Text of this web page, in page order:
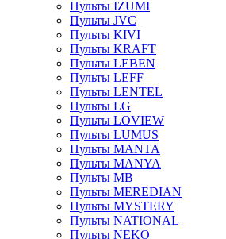
Пульты IZUMI
Пульты JVC
Пульты KIVI
Пульты KRAFT
Пульты LEBEN
Пульты LEFF
Пульты LENTEL
Пульты LG
Пульты LOVIEW
Пульты LUMUS
Пульты MANTA
Пульты MANYA
Пульты MB
Пульты MEREDIAN
Пульты MYSTERY
Пульты NATIONAL
Пульты NEKO